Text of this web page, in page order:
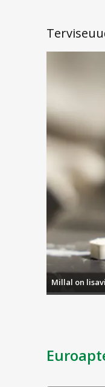
Millal on